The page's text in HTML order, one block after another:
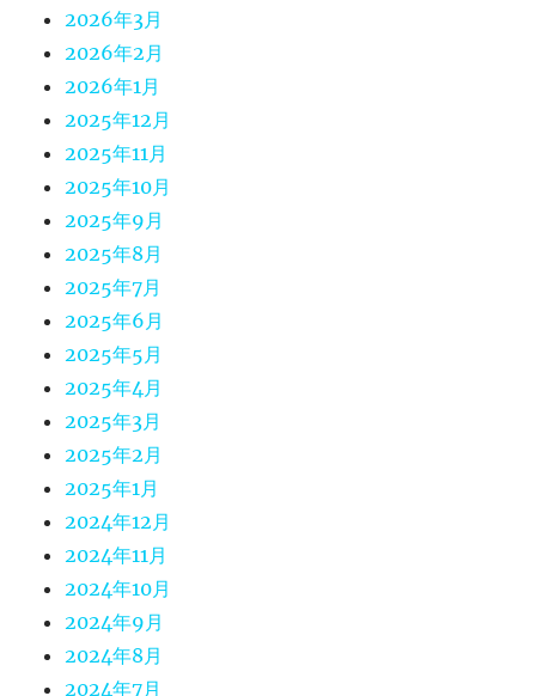
2026年3月
2026年2月
2026年1月
2025年12月
2025年11月
2025年10月
2025年9月
2025年8月
2025年7月
2025年6月
2025年5月
2025年4月
2025年3月
2025年2月
2025年1月
2024年12月
2024年11月
2024年10月
2024年9月
2024年8月
2024年7月